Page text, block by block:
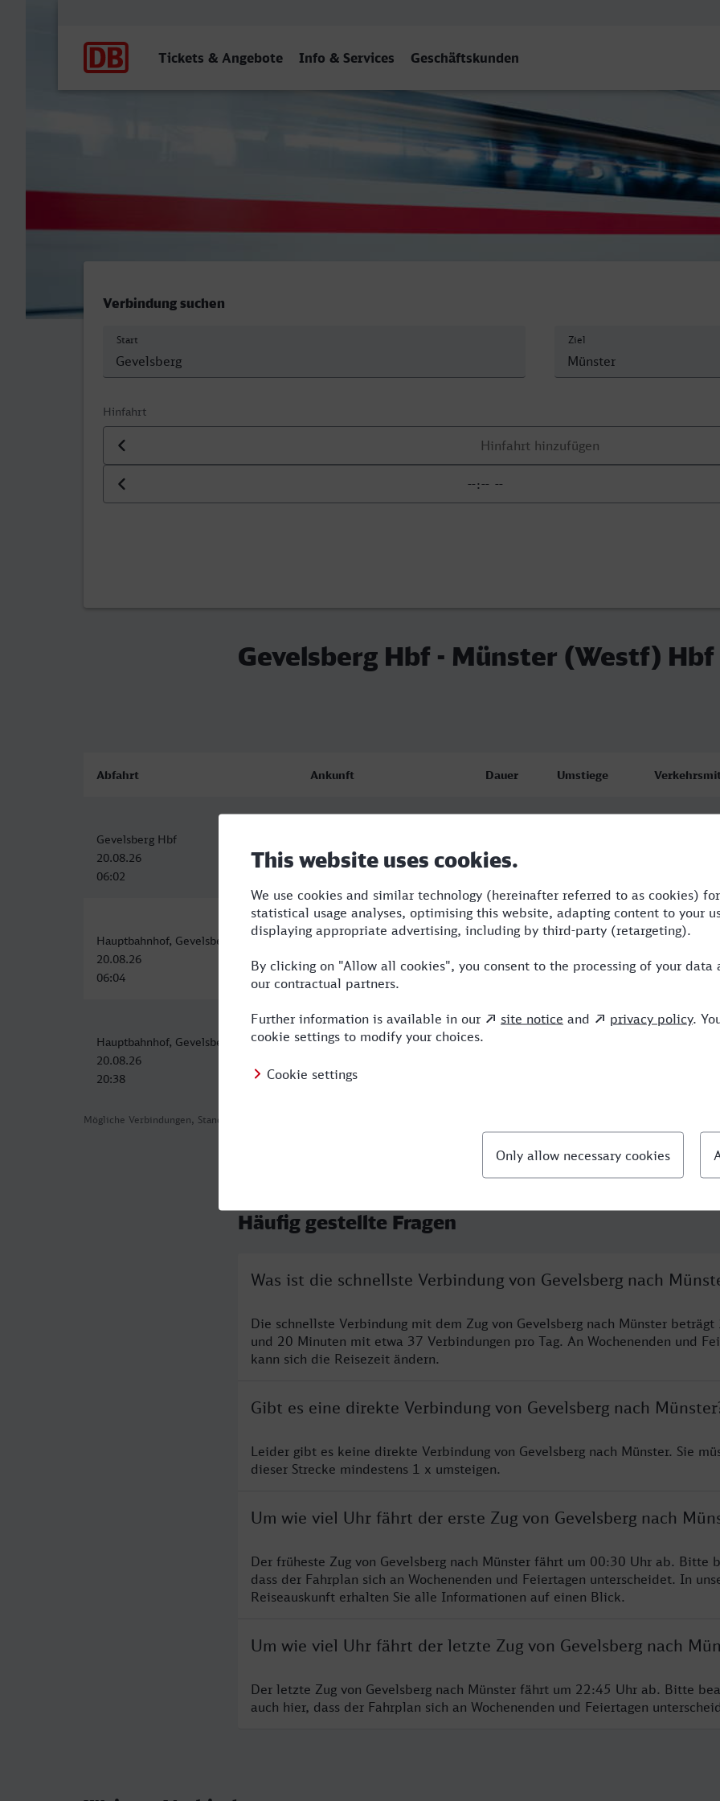
Tickets & Angebote Info & Services Geschäftskunden
Gevelsberg Hbf - Münster (Westf) Hbf
Verbindung suchen
Start Ziel
Hinfahrt
Datum der Hinfahrt
Uhrzeit der Hinfahrt
Gevelsberg Hbf - Münster (Westf) Hbf
Mögliche Verbindungen, Stand: 2026-08-06 05:35
Abfahrt Ankunft Dauer Umstiege
Gevelsberg Hbf
20.08.26
06:02
20.08.26
Hauptbahnhof, Gevelsberg
20.08.26
06:04
Münster (Westf) Hbf
20.08.26
08:17
BUS,ERB
Hauptbahnhof, Gevelsberg
20.08.26
20:38
Münster (Westf) Hbf
22:22
Häufig gestellte Fragen
Was ist die schnellste Verbindung von Gevelsberg nach
Die schnellste Verbindung mit dem Zug von Gevelsberg nach Münster beträgt
und 20 Minuten mit etwa 37 Verbindungen pro Tag. An Wochenenden und
kann sich die Reisezeit ändern.
Gibt es eine direkte Verbindung von Gevelsberg nach
Leider gibt es keine direkte Verbindung von Gevelsberg nach Münster. Sie
dieser Strecke mindestens 1 x umsteigen.
Um wie viel Uhr fährt der erste Zug von Gevelsberg nach
Der früheste Zug von Gevelsberg nach Münster fährt um 00:30 Uhr ab. Bitte
dass der Fahrplan sich an Wochenenden und Feiertagen unterscheidet. In
Reiseauskunft erhalten Sie alle Informationen auf einen Blick.
Um wie viel Uhr fährt der letzte Zug von Gevelsberg nach
Der letzte Zug von Gevelsberg nach Münster fährt um 22:45 Uhr ab. Bitte
auch hier, dass der Fahrplan sich an Wochenenden und Feiertagen